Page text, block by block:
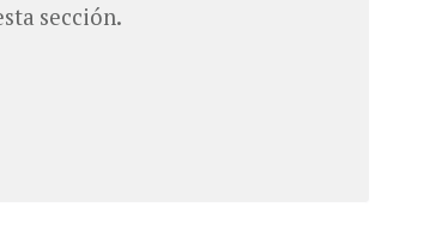
sección.